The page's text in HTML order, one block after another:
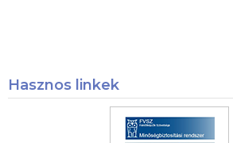
Hasznos linkek